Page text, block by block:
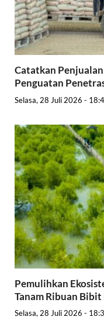
Catatkan Penjualan
Penguatan
Selasa, 28 Juli 2026 -
Pemulihkan
Tanam Ribuan
Selasa, 28 Juli 2026 -